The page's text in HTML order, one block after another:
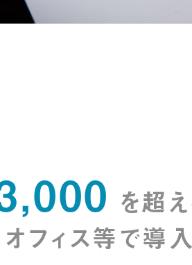
を超
オフィス等で導